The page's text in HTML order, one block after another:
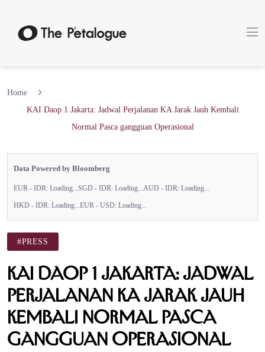
Home
KAI Daop 1 Jakarta: Jadwal Perjalanan KA Jarak Jauh Kembali
Normal Pasca gangguan Operasional
Data Powered by Bloomberg
EUR - IDR: Loading... SGD - IDR: Loading... AUD - IDR: Loading...
HKD - IDR: Loading... EUR - USD: Loading...
#PRESS
KAI Daop 1 Jakarta: Jadwal
Perjalanan KA Jarak Jauh
Kembali Normal Pasca
gangguan Operasional